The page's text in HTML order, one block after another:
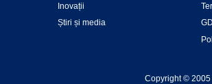
Inovații
Știri și media
Copyright © 2005